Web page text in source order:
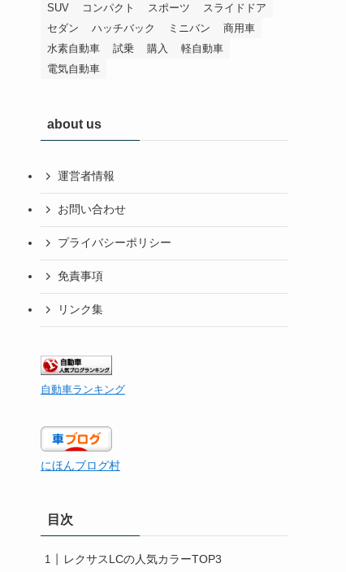
SUV コンパクト スポーツ
スライドドア
セダン
ハッチバック ミニバン
商用車
水素自動車
試乗 購入
軽自動車
電気自動車
about us
運営者情報
お問い合わせ
プライバシーポリシー
免責事項
リンク集
自動車ランキング
にほんブログ村
目次
レクサスLCの人気カラーTOP3